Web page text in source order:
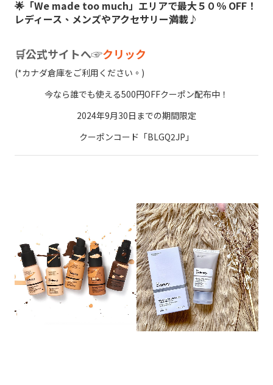
🌟「We made too much」エリアで最大５０％ OFF！
レディース、メンズやアクセサリー満載♪
🛒公式サイトへ☞クリック
(*カナダ倉庫をご利用ください。)
今なら誰でも使える500円OFFクーポン配布中！
2024年9月30日までの期間限定
クーポンコード「BLGQ2JP」